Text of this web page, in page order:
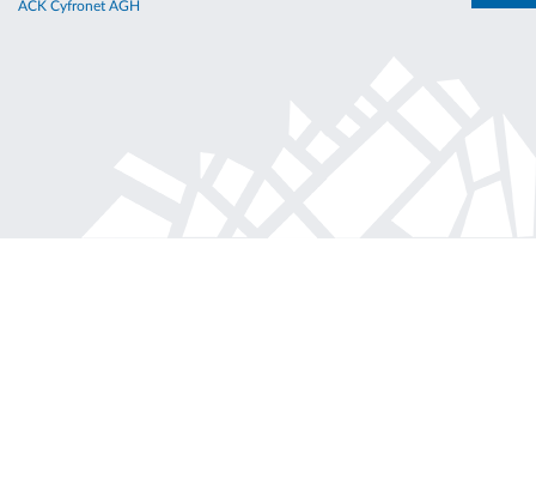
ACK Cyfronet AGH